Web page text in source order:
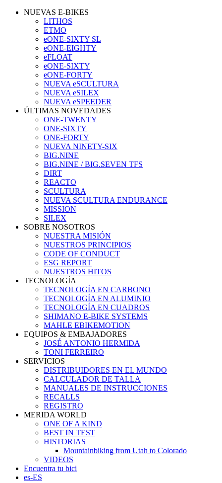
NUEVAS E-BIKES
LITHOS
ETMO
eONE-SIXTY SL
eONE-EIGHTY
eFLOAT
eONE-SIXTY
eONE-FORTY
NUEVA eSCULTURA
NUEVA eSILEX
NUEVA eSPEEDER
ÚLTIMAS NOVEDADES
ONE-TWENTY
ONE-SIXTY
ONE-FORTY
NUEVA NINETY-SIX
BIG.NINE
BIG.NINE / BIG.SEVEN TFS
DIRT
REACTO
SCULTURA
NUEVA SCULTURA ENDURANCE
MISSION
SILEX
SOBRE NOSOTROS
NUESTRA MISIÓN
NUESTROS PRINCIPIOS
CODE OF CONDUCT
ESG REPORT
NUESTROS HITOS
TECNOLOGÍA
TECNOLOGÍA EN CARBONO
TECNOLOGÍA EN ALUMINIO
TECNOLOGÍA EN CUADROS
SHIMANO E-BIKE SYSTEMS
MAHLE EBIKEMOTION
EQUIPOS & EMBAJADORES
JOSÉ ANTONIO HERMIDA
TONI FERREIRO
SERVICIOS
DISTRIBUIDORES EN EL MUNDO
CALCULADOR DE TALLA
MANUALES DE INSTRUCCIONES
RECALLS
REGISTRO
MERIDA WORLD
ONE OF A KIND
BEST IN TEST
HISTORIAS
Mountainbiking from Utah to Colorado
VIDEOS
Encuentra tu bici
es-ES